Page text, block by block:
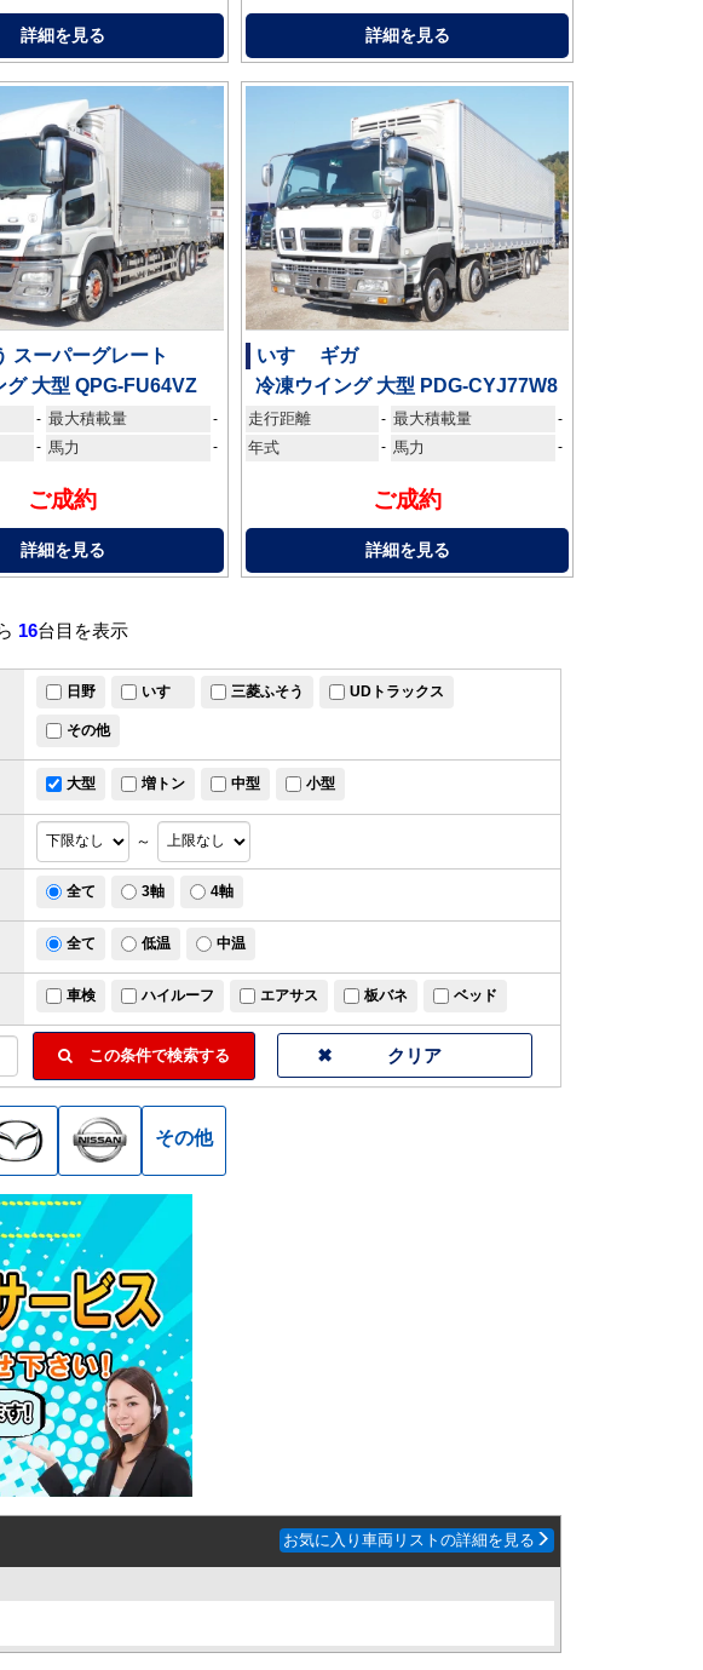
詳細を見る 詳細を見る
スーパーグレート
グ 大型 QPG-FU64VZ
- 最大積載量 -
- 馬力 -
ご成約
詳細を見る
いすゞ ギガ
冷凍ウイング 大型 PDG-CYJ77W8
走行距離 - 最大積載量 -
年式 - 馬力 -
ご成約
詳細を見る
16台目を表示
大型 増トン 中型 小型
この条件で検索する
日野 いすゞ 三菱ふそう UDトラックス
その他
～
全て 3軸 4軸
全て 低温 中温
車検 ハイルーフ エアサス 板バネ ベッド
その他
お気に入り車両リストの詳細を見る